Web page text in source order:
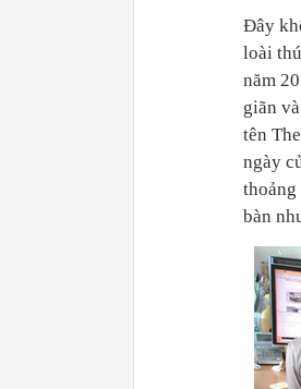
Đây
loài
năm
giãn
tên
ngày
bàn